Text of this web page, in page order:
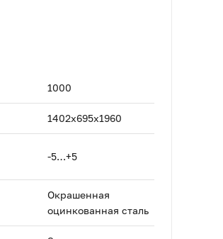
1000
1402х695х1960
-5…+5
Окрашенная
оцинкованная сталь